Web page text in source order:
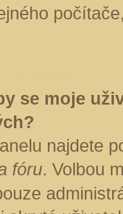
se moje
najdete
fóru. Volbou